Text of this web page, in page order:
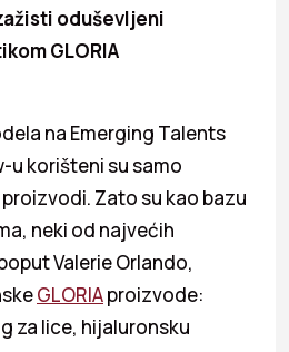
oduševljeni
GLORIA
na Emerging Talents
u korišteni su samo
Zato su kao bazu
neki od najvećih
Valerie Orlando,
GLORIAproizvode:
za lice, hijaluronsku